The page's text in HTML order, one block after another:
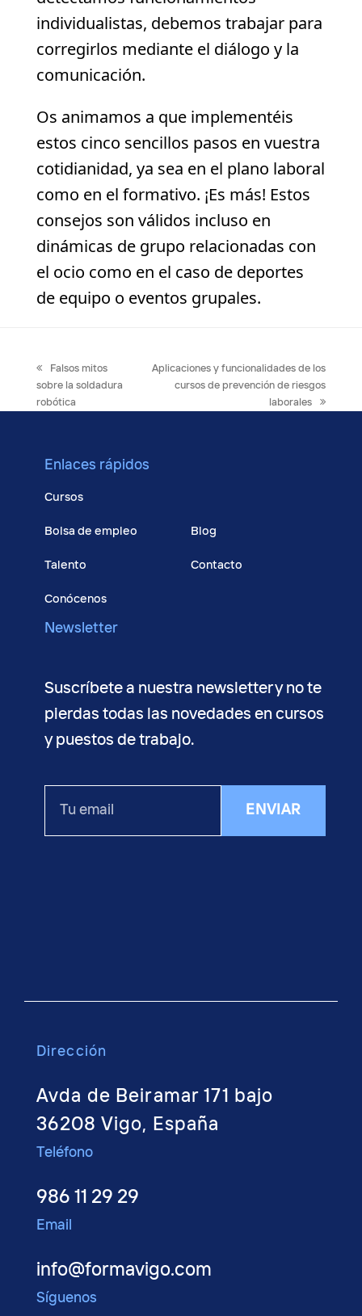
individualistas, debemos trabajar para
corregirlos mediante el diálogo y la
comunicación.
Os animamos a que implementéis
estos cinco sencillos pasos en vuestra
cotidianidad, ya sea en el plano laboral
como en el formativo. ¡Es más! Estos
consejos son válidos incluso en
dinámicas de grupo relacionadas con
el ocio como en el caso de deportes
de equipo o eventos grupales.
previous
post:
Falsos mitos
sobre la soldadura
robótica
next
post:
Aplicaciones y funcionalidades de los
cursos de prevención de riesgos
laborales
Enlaces rápidos
Cursos
Bolsa de empleo
Talento
Conócenos
Blog
Contacto
Newsletter
Suscríbete a nuestra newsletter y no te
pierdas todas las novedades en cursos
y puestos de trabajo.
ENVIAR
Dirección
Avda de Beiramar 171 bajo
36208 Vigo, España
Teléfono
986 11 29 29
Email
info@formavigo.com
Síguenos